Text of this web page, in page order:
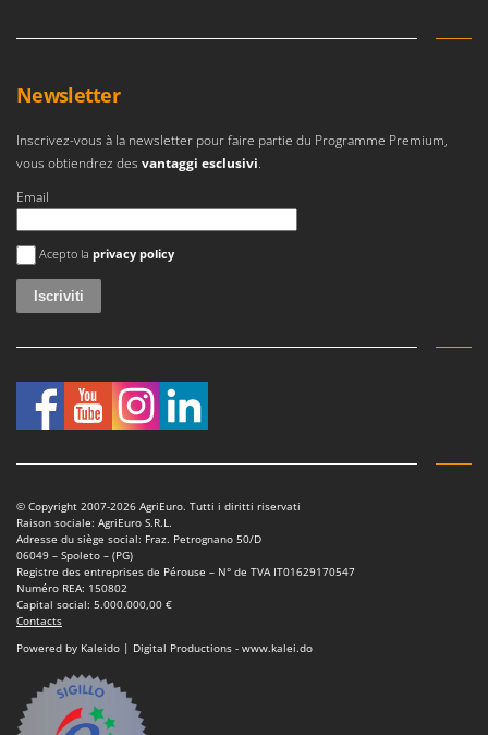
Newsletter
Inscrivez-vous à la newsletter pour faire partie du Programme Premium,
vous obtiendrez des vantaggi esclusivi.
Email
Si è verificato un errore
Acepto la privacy policy
© Copyright 2007-2026 AgriEuro. Tutti i diritti riservati
Raison sociale: AgriEuro S.R.L.
Adresse du siège social: Fraz. Petrognano 50/D
06049 – Spoleto – (PG)
Registre des entreprises de Pérouse – N° de TVA IT01629170547
Numéro REA: 150802
Capital social: 5.000.000,00 €
Contacts
Powered by Kaleido | Digital Productions - www.kalei.do